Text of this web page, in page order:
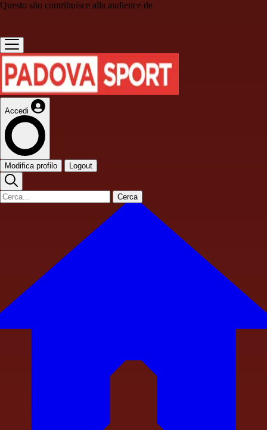
Questo sito contribuisce alla audience de
Accedi
Modifica profilo Logout
Cerca